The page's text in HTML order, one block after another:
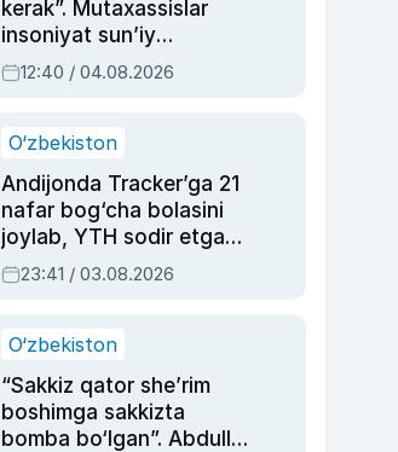
kerak”. Mutaxassislar
insoniyat sun’iy
intellektni boshqara
olmay qolishidan xavotir
12:40 / 04.08.2026
O‘zbekiston
Andijonda Tracker’ga 21
nafar bog‘cha bolasini
joylab, YTH sodir etgan
ayolga sud hukmi o‘qildi
23:41 / 03.08.2026
O‘zbekiston
“Sakkiz qator she’rim
boshimga sakkizta
bomba bo‘lgan”. Abdulla